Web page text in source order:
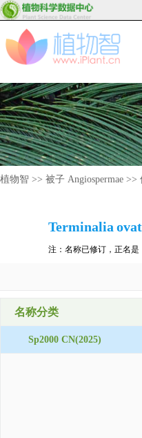
植物智 >> 被子 Angiospermae >>
Terminalia
注：名称已修订，正名是
名称分类
Sp2000 CN(2025)